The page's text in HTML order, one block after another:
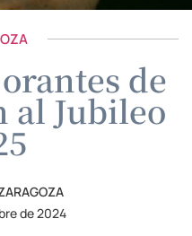
de
al Jubileo
de 2024